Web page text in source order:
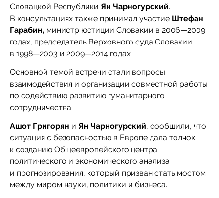
Словацкой Республики Ян Чарногурский.
В консультациях также принимал участие Штефан
Гарабин, министр юстиции Словакии в 2006—2009
годах, председатель Верховного суда Словакии
в 1998—2003 и 2009—2014 годах.
Основной темой встречи стали вопросы
взаимодействия и организации совместной работы
по содействию развитию гуманитарного
сотрудничества.
Ашот Григорян и Ян Чарногурский, сообщили, что
ситуация с безопасностью в Европе дала толчок
к созданию Общеевропейского центра
политического и экономического анализа
и прогнозирования, который призван стать мостом
между миром науки, политики и бизнеса.